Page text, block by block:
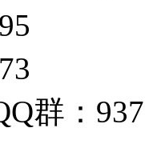
群：